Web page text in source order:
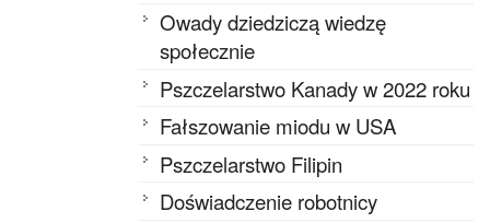
Owady dziedziczą wiedzę
społecznie
Pszczelarstwo Kanady w 2022 roku
Fałszowanie miodu w USA
Pszczelarstwo Filipin
Doświadczenie robotnicy